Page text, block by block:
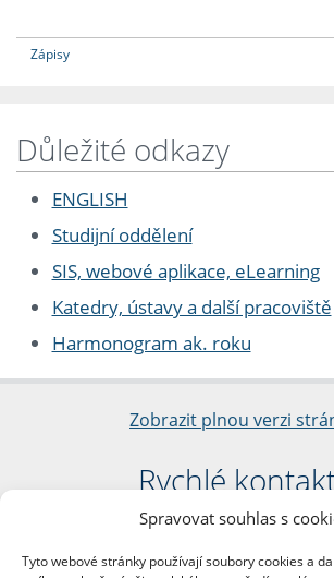
Spravovat souhlas s
Tyto webové stránky používají soubory cookies a
Zápisy
Důležité odkazy
ENGLISH
Studijní oddělení
SIS, webové aplikace, eLearning
Katedry, ústavy a další pracoviště
Harmonogram ak. roku
Zobrazit plnou verzi
Rychlé
Filozofická fakulta
nám. Jana Palacha 1/2